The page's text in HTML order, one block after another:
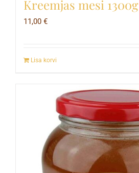
Kreemjas mesi 1300g
11,00 €
Lisa korvi